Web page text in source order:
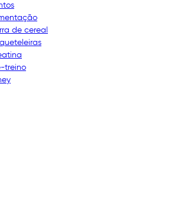
de cereal
treino